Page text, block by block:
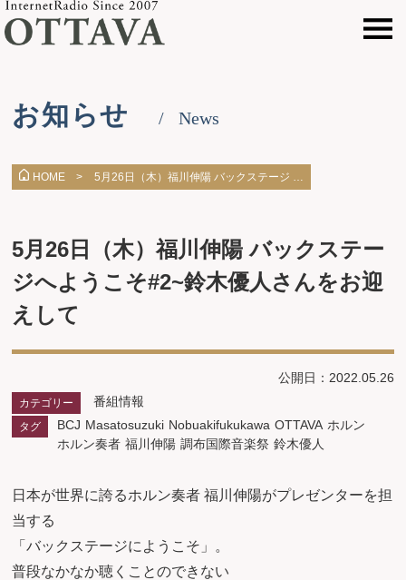
お知らせ News
HOME > 5月26日（木）福川伸陽 バックステージ …
5月26日（木）福川伸陽 バックステー
ジへようこそ#2~鈴木優人さんをお迎
えして
公開日：2022.05.26
カテゴリー 番組情報
タグ BCJ Masatosuzuki Nobuakifukukawa OTTAVA ホルン
ホルン奏者 福川伸陽 調布国際音楽祭 鈴木優人
日本が世界に誇るホルン奏者 福川伸陽がプレゼンターを担
当する
「バックステージにようこそ」。
普段なかなか聴くことのできない